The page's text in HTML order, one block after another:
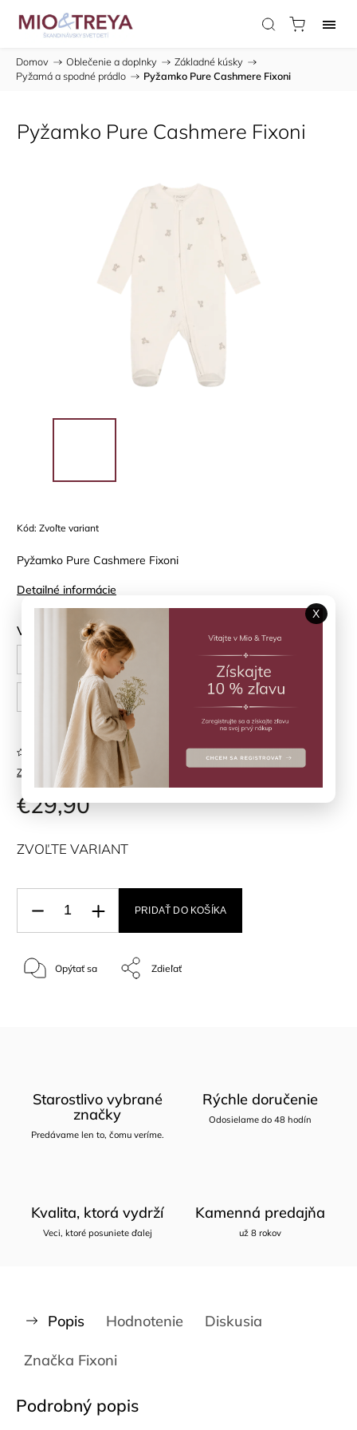
Domov / Oblečenie a doplnky / Základné kúsky /
Pyžamá a spodné prádlo / Pyžamko Pure Cashmere Fixoni
Pyžamko Pure Cashmere Fixoni
Kód: Zvoľte variant
Pyžamko Pure Cashmere Fixoni
Detailné informácie
Veľkosť
62 cm 74 cm
86 cm
Značka: Fixoni
Neohodnotené
€29,90
ZVOĽTE VARIANT
PRIDAŤ DO KOŠÍKA
Opýtať sa Zdieľať
Starostlivo vybrané
značky
Predávame len to, čomu veríme.
Rýchle doručenie
Odosielame do 48 hodín
Kvalita, ktorá vydrží
Veci, ktoré posuniete ďalej
Kamenná predajňa
už 8 rokov
Popis Hodnotenie Diskusia
Značka Fixoni
Podrobný popis
X